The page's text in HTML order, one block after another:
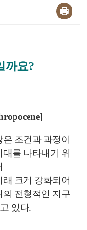
까요?
조건과 과정이
를 나타내기 위
크게 강화되어
의 전형적인 지구
있다.